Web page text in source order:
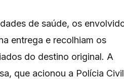
de saúde, os
entrega e recolhiam os
do destino original. A
que acionou a Polícia